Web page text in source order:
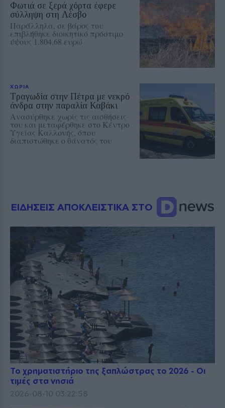
Φωτιά σε ξερά χόρτα έφερε
σύλληψη στη Λέσβο
Παράλληλα, σε βάρος του
επιβλήθηκε διοικητικό πρόστιμο
ύψους 1.804,68 ευρώ
ΧΩΡΙΑ
Τραγωδία στην Πέτρα με νεκρό
άνδρα στην παραλία Καβάκι
Ανασύρθηκε χωρίς τις αισθήσεις
του και μεταφέρθηκε στο Κέντρο
Υγείας Καλλονής, όπου
διαπιστώθηκε ο θάνατός του
ΕΙΔΗΣΕΙΣ ΑΠΟΚΛΕΙΣΤΙΚΑ ΣΤΟ
Το χρηματιστήριο της ξαπλώστρας το 2026 - Οι
τιμές στα νησιά
2026-08-10 03:22:58